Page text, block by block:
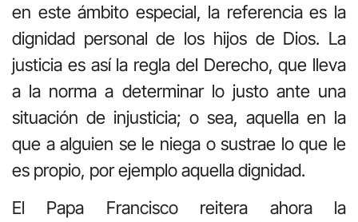
en este ámbito especial, la referencia es la
dignidad personal de los hijos de Dios. La
justicia es así la regla del Derecho, que lleva
a la norma a determinar lo justo ante una
situación de injusticia; o sea, aquella en la
que a alguien se le niega o sustrae lo que le
es propio, por ejemplo aquella dignidad.
El Papa Francisco reitera ahora la